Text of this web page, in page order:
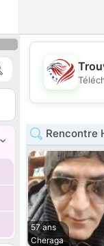
Rencontre
57 ans
Cheraga